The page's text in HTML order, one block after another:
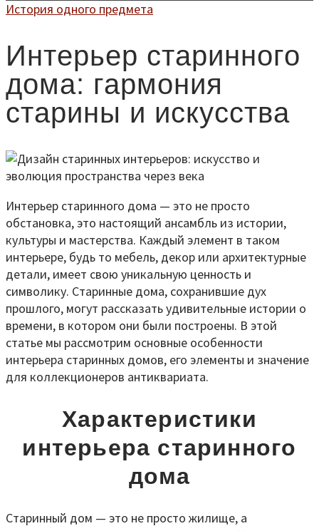
История одного предмета
Интерьер старинного
дома: гармония
старины и искусства
Интерьер старинного дома — это не просто
обстановка, это настоящий ансамбль из истории,
культуры и мастерства. Каждый элемент в таком
интерьере, будь то мебель, декор или архитектурные
детали, имеет свою уникальную ценность и
символику. Старинные дома, сохранившие дух
прошлого, могут рассказать удивительные истории о
времени, в котором они были построены. В этой
статье мы рассмотрим основные особенности
интерьера старинных домов, его элементы и значение
для коллекционеров антиквариата.
Характеристики
интерьера старинного
дома
Старинный дом — это не просто жилище, а